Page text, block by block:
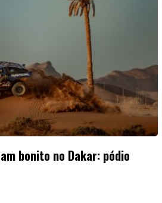
bonito no Dakar: pódio